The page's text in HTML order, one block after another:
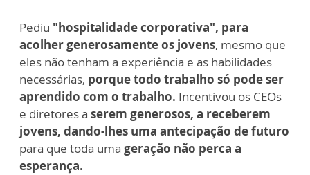
Pediu "hospitalidade corporativa", para
acolher generosamente os jovens, mesmo que
eles não tenham a experiência e as habilidades
necessárias, porque todo trabalho só pode ser
aprendido com o trabalho. Incentivou os CEOs
e diretores a serem generosos, a receberem
jovens, dando-lhes uma antecipação de futuro
para que toda uma geração não perca a
esperança.